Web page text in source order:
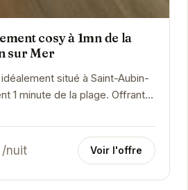
cosy à 1mn de la
sur Mer
situé à Saint-Aubin-
1 minute de la plage. Offrant
et chaleureux, "Le Spot"...
/nuit Voir l'offre